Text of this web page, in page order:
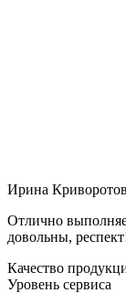
Ирина
Отлично
довольны,
Качество
Уровень сервиса